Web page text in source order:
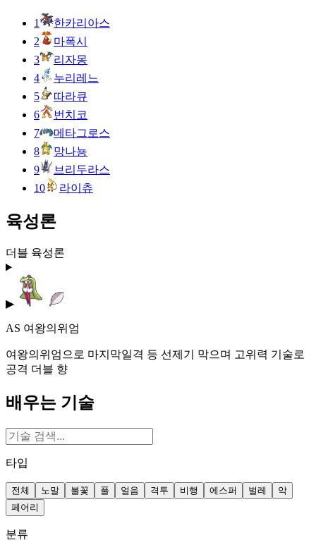
1
한카리아스
2
마폭시
3
리자몽
4
누리레느
5
따라큐
6
번치코
7
메타그로스
8
망나뇽
9
브리두라스
10
라이츄
육성론
더블 육성론
▶
AS 여왕의위엄
여왕의위엄으로 마지막일격 등 선제기 막으며 고위력 기술로
공격 더블 향
배우는 기술
타입
전체 노말 불꽃 풀 얼음 격투 비행 에스퍼 벌레
악
페어리
분류